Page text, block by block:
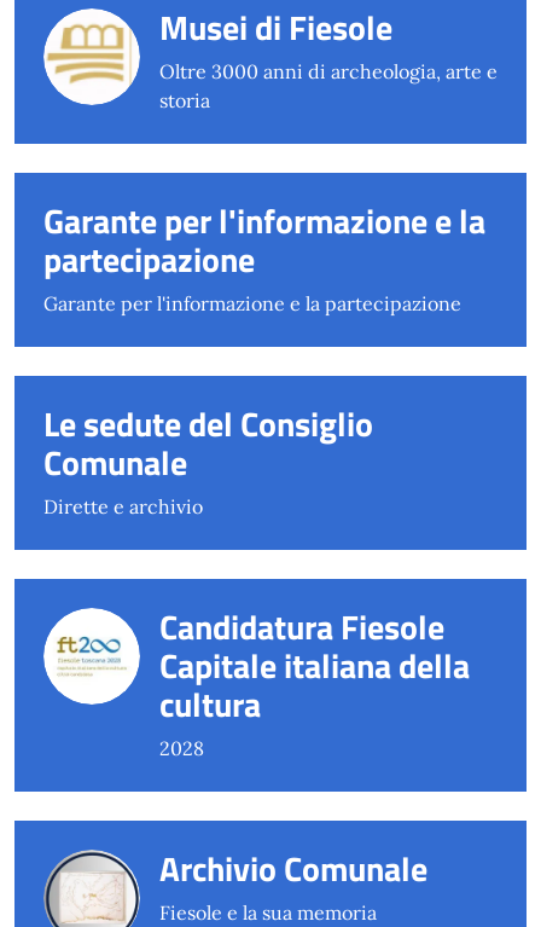
Musei di Fiesole
Oltre 3000 anni di archeologia, arte e
storia
Garante per l'informazione e la
partecipazione
Garante per l'informazione e la partecipazione
Le sedute del Consiglio
Comunale
Dirette e archivio
Candidatura Fiesole
Capitale italiana della
cultura
2028
Archivio Comunale
Fiesole e la sua memoria